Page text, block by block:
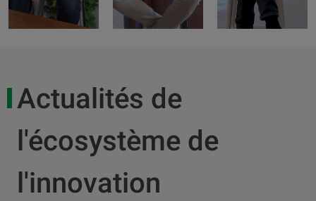
Actualités de
l'écosystème de
l'innovation